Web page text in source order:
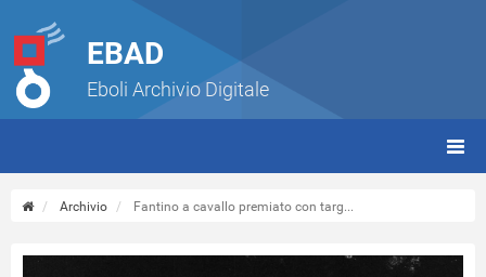
EBAD
Eboli Archivio Digitale
Archivio Fantino a cavallo premiato con targ...